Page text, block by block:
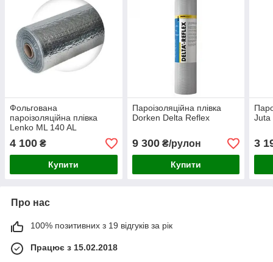
Фольгована
пароізоляційна плівка
Lenko ML 140 AL
4 100 ₴
Купити
Пароізоляційна плівка
Dorken Delta Reflex
9 300₴/рулон
Купити
Juta
3
Про нас
100% позитивних з 19 відгуків за рік
Працює з 15.02.2018